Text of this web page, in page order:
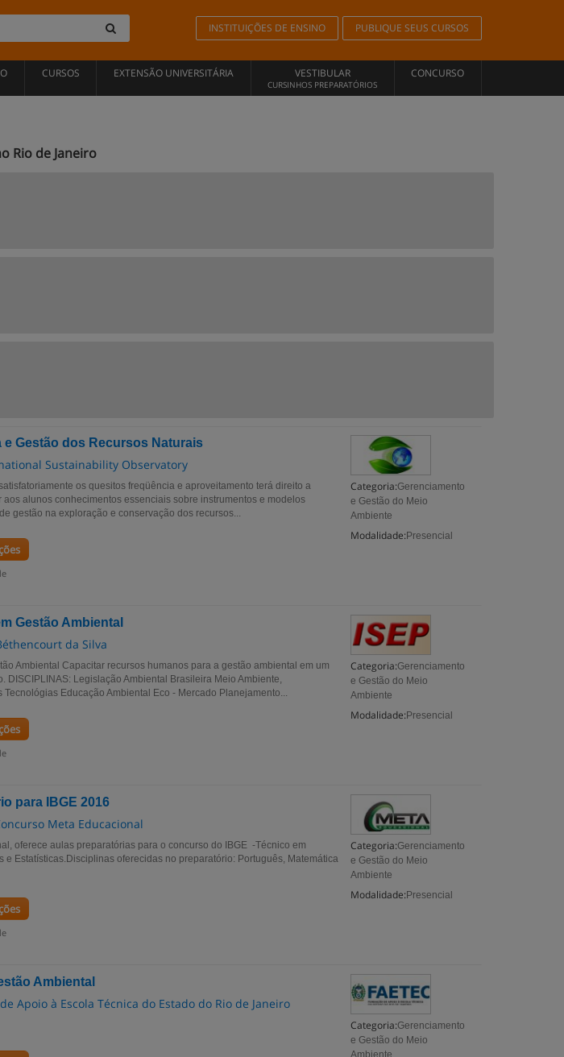
INSTITUIÇÕES DE ENSINO PUBLIQUE SEUS CURSOS
CURSOS EXTENSÃO UNIVERSITÁRIA VESTIBULAR
CURSINHOS PREPARATÓRIOS
CONCURSO
Rio de Janeiro
Gestão dos Recursos Naturais
Sustainability Observatory
Categoria:Gerenciamento
e Gestão do Meio
Ambiente
Modalidade: Presencial
os quesitos freqüência e aproveitamento terá direito a
aos alunos conhecimentos essenciais sobre instrumentos e modelos
gestão na exploração e conservação dos recursos...
Gestão Ambiental
da Silva
Categoria:Gerenciamento
e Gestão do Meio
Ambiente
Modalidade: Presencial
Ambiental Capacitar recursos humanos para a gestão ambiental em um
DISCIPLINAS: Legislação Ambiental Brasileira Meio Ambiente,
Tecnológias Educação Ambiental Eco - Mercado Planejamento...
para IBGE 2016
Meta Educacional
Categoria:Gerenciamento
e Gestão do Meio
Ambiente
Modalidade: Presencial
oferece aulas preparatórias para o concurso do IBGE -Técnico em
e Estatísticas.Disciplinas oferecidas no preparatório: Português, Matemática
Ambiental
de Apoio à Escola Técnica do Estado do Rio de Janeiro
Categoria:Gerenciamento
e Gestão do Meio
Ambiente